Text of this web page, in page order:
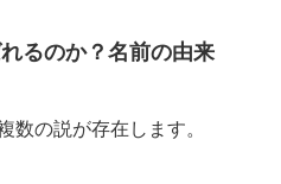
るのか？名前の由来
数の説が存在します。